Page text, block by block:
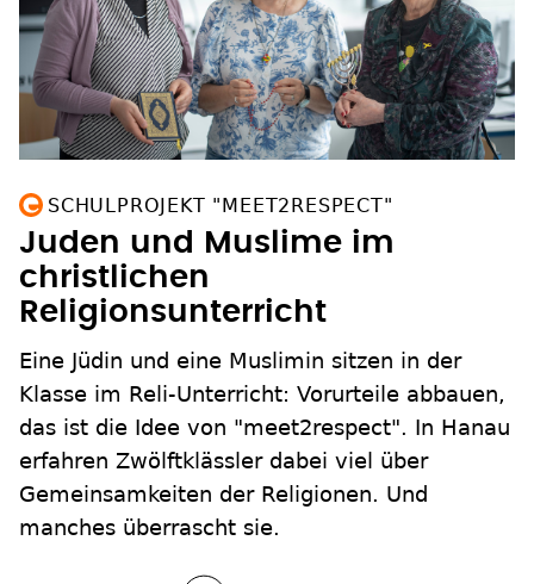
SCHULPROJEKT "MEET2RESPECT"
Juden und Muslime im
christlichen
Religionsunterricht
Eine Jüdin und eine Muslimin sitzen in der
Klasse im Reli-Unterricht: Vorurteile abbauen,
das ist die Idee von "meet2respect". In Hanau
erfahren Zwölftklässler dabei viel über
Gemeinsamkeiten der Religionen. Und
manches überrascht sie.